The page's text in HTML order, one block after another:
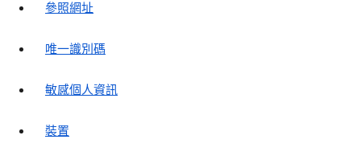
參照網址
唯一識別碼
敏感個人資訊
裝置